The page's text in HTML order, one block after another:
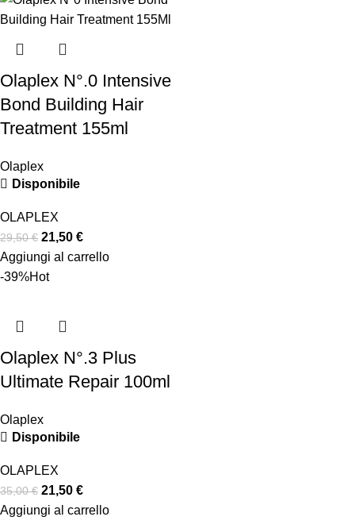
Olaplex N°.0 Intensive
Bond Building Hair
Treatment 155ml
Olaplex
Disponibile
OLAPLEX
29,50€ 21,50 €
Aggiungi al carrello
-39%Hot
Olaplex N°.3 Plus
Ultimate Repair 100ml
Olaplex
Disponibile
OLAPLEX
35,00€ 21,50 €
Aggiungi al carrello